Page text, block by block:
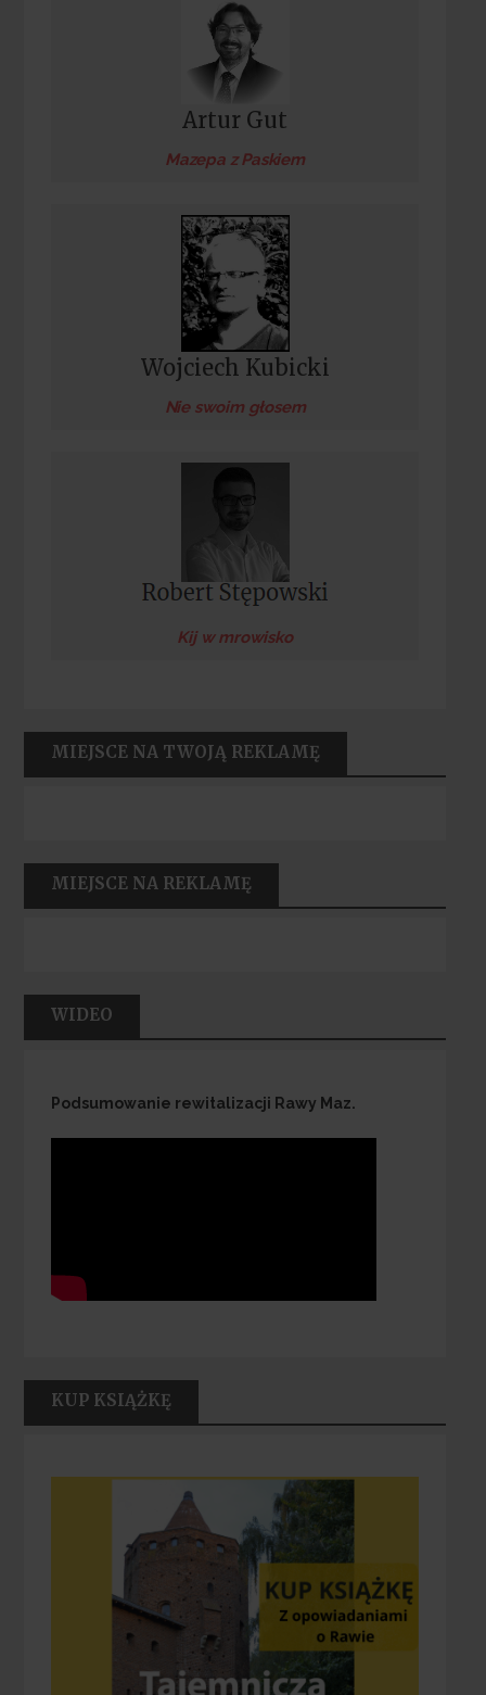
Artur Gut
Mazepa z Paskiem
Wojciech Kubicki
Nie swoim głosem
Kij w mrowisko
MIEJSCE NA TWOJĄ REKLAMĘ
MIEJSCE NA REKLAMĘ
WIDEO
Podsumowanie rewitalizacji Rawy Maz.
KUP KSIĄŻKĘ